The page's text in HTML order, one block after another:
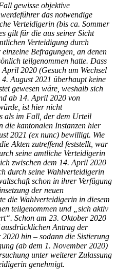
gewisse objektive
das notwendige
Verteidigerin (bis ca. Sommer
gilt für die aus seiner Sicht
Verteidigung durch
Befragungen, an denen
teilgenommen hatte. Dass
2020 (Gesuch um Wechsel
August 2021 überhaupt keine
gewesen wäre, weshalb sich
ab 14. April 2020 von
ist hier nicht
als im Fall, der dem Urteil
die kantonalen Instanzen hier
2021 (ex nunc) bewilligt. Wie
Akten zutreffend feststellt, war
seine amtliche Verteidigerin
zwischen dem 14. April 2020
durch seine Wahlverteidigerin
schon in ihrer Verfügung
der neuen
die Wahlverteidigerin in diesem
teilgenommen und „sich aktiv
Schon am 23. Oktober 2020
Antrag der
hin – sodann die Sistierung
(ab dem 1. November 2020)
unter weiterer Zulassung
genehmigt.